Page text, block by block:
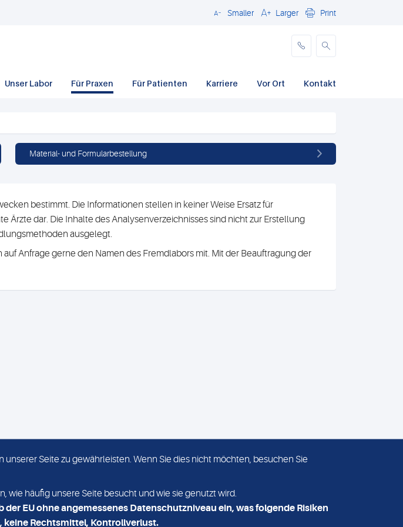
SchließenSmaller Larger Print
Unser Labor Für Praxen Für Patienten Karriere Vor Ort Kontakt
Material- und Formularbestellung
bestimmt. Die Informationen stellen in keiner Weise Ersatz für
dar. Die Inhalte des Analysenverzeichnisses sind nicht zur Erstellung
ausgelegt.
Anfrage gerne den Namen des Fremdlabors mit. Mit der Beauftragung der
MVZ Medizinisches Labor
Nord MLN GmbH
Seite zu gewährleisten. Wenn Sie dies nicht möchten, besuchen Sie
wie häufig unsere Seite besucht und wie sie genutzt wird.
EU ohne angemessenes Datenschutzniveau ein, was folgende Risiken
Rechtsmittel, Kontrollverlust.